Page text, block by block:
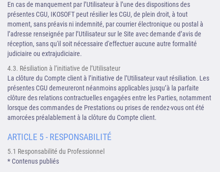
En cas de manquement par l’Utilisateur à l’une des dispositions des
présentes CGU, IKOSOFT peut résilier les CGU, de plein droit, à tout
moment, sans préavis ni indemnité, par courrier électronique ou postal à
l’adresse renseignée par l’Utilisateur sur le Site avec demande d’avis de
réception, sans qu'il soit nécessaire d'effectuer aucune autre formalité
judiciaire ou extrajudiciaire.
4.3. Résiliation à l’initiative de l’Utilisateur
La clôture du Compte client à l’initiative de l’Utilisateur vaut résiliation. Les
présentes CGU demeureront néanmoins applicables jusqu’à la parfaite
clôture des relations contractuelles engagées entre les Parties, notamment
lorsque des commandes de Prestations ou prises de rendez-vous ont été
amorcées préalablement à la clôture du Compte client.
ARTICLE 5 - RESPONSABILITÉ
5.1 Responsabilité du Professionnel
* Contenus publiés